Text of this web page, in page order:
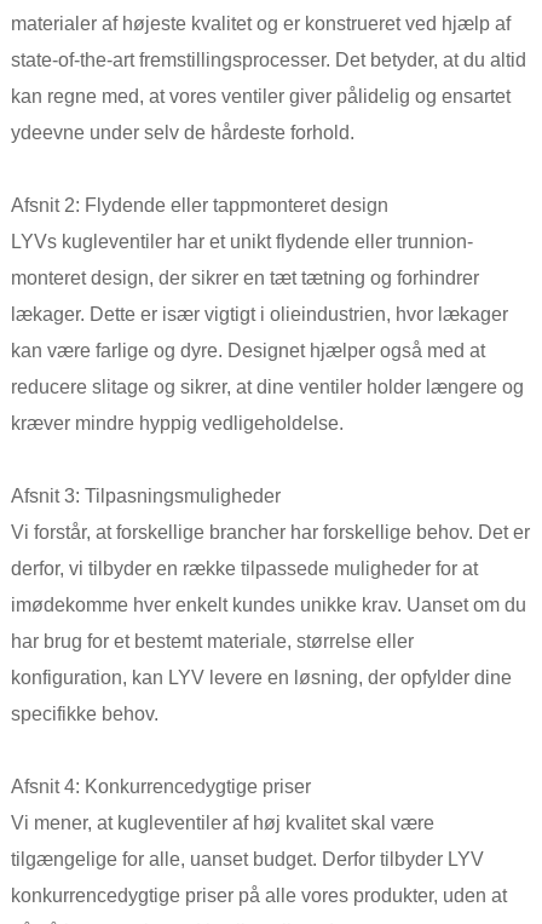
materialer af højeste kvalitet og er konstrueret ved hjælp af
state-of-the-art fremstillingsprocesser. Det betyder, at du altid
kan regne med, at vores ventiler giver pålidelig og ensartet
ydeevne under selv de hårdeste forhold.
Afsnit 2: Flydende eller tappmonteret design
LYVs kugleventiler har et unikt flydende eller trunnion-
monteret design, der sikrer en tæt tætning og forhindrer
lækager. Dette er især vigtigt i olieindustrien, hvor lækager
kan være farlige og dyre. Designet hjælper også med at
reducere slitage og sikrer, at dine ventiler holder længere og
kræver mindre hyppig vedligeholdelse.
Afsnit 3: Tilpasningsmuligheder
Vi forstår, at forskellige brancher har forskellige behov. Det er
derfor, vi tilbyder en række tilpassede muligheder for at
imødekomme hver enkelt kundes unikke krav. Uanset om du
har brug for et bestemt materiale, størrelse eller
konfiguration, kan LYV levere en løsning, der opfylder dine
specifikke behov.
Afsnit 4: Konkurrencedygtige priser
Vi mener, at kugleventiler af høj kvalitet skal være
tilgængelige for alle, uanset budget. Derfor tilbyder LYV
konkurrencedygtige priser på alle vores produkter, uden at